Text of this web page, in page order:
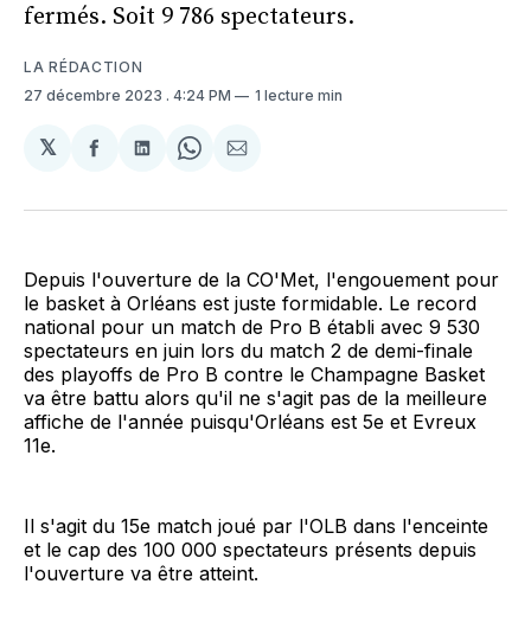
fermés. Soit 9 786 spectateurs.
LA RÉDACTION
27 décembre 2023 . 4:24 PM 1 lecture min
𝕏
Partager
Facebook
Partager
LinkedIn
Share
WhatsApp
Partager
Courriel
Depuis l'ouverture de la CO'Met, l'engouement pour
le basket à Orléans est juste formidable. Le record
national pour un match de Pro B établi avec 9 530
spectateurs en juin lors du match 2 de demi-finale
des playoffs de Pro B contre le Champagne Basket
va être battu alors qu'il ne s'agit pas de la meilleure
affiche de l'année puisqu'Orléans est 5e et Evreux
11e.
Il s'agit du 15e match joué par l'OLB dans l'enceinte
et le cap des 100 000 spectateurs présents depuis
l'ouverture va être atteint.